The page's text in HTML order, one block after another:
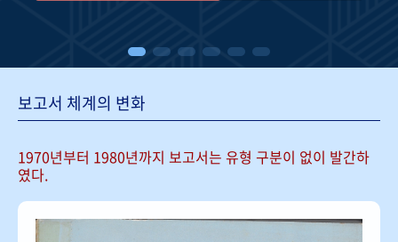
보고서 체계의 변화
1970년부터 1980년까지 보고서는 유형 구분이 없이 발간하
였다.